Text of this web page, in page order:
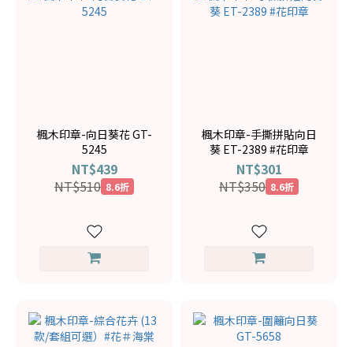
楓木印章-向日葵花 GT-
5245
NT$439
NT$510 8.6折
楓木印章-手撕拼貼向日
葵 ET-2389 #花印章
NT$301
NT$350 8.6折